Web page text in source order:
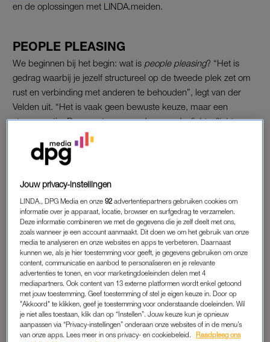
en de oplossingen met LINDA.meiden.
PEOPLE PLEASING
We beginnen bij het begin: wat is people pleasing? “Het is
gedrag waarbij je jezelf structureel op de tweede plek zet om
rust en verbinding met anderen te behouden”, legt van der
Velden uit. “Het is vaak geen bewuste keuze, maar een
stressreactie. De meeste mensen kennen defight-, flighten
-reacties als gevolg van stress, maar er is nog een
vierde: fawn. Dat betekent dat je gaat pleasen, vleien en
conflict vermijden. Iemand vraagt iets en je zegt automatisch
ja. Pas later denk je: wacht eens, dit wil ik helemaal niet.”
Het lastige is dat het er aan de buitenkant vaak ‘goed’ uitziet.
Je bent behulpzaam, sociaal en betrokken. Maar vanbinnen
kan het wringen. “Je zegt ja terwijl je lichaam nee voelt. Dat is
eigenlijk de kern. Veel mensen herkennen dat gevoel wel: een
soort spanning, maar je negeert het omdat je de ander niet wil
teleurstellen.”
VALKUIL
Volgens Van der Velden is dat ook meteen het gevaar. “Je bent
Jouw privacy-instellingen
LINDA., DPG Media en onze92 advertentiepartners gebruiken cookies om
informatie over je apparaat, locatie, browser en surfgedrag te verzamelen.
Deze informatie combineren we met de gegevens die je zelf deelt met ons,
zoals wanneer je een account aanmaakt. Dit doen we om het gebruik van onze
media te analyseren en onze websites en apps te verbeteren. Daarnaast
kunnen we, als je hier toestemming voor geeft, je gegevens gebruiken om onze
content, communicatie en aanbod te personaliseren en je relevante
advertenties te tonen, en voor marketingdoeleinden delen met 4
mediapartners. Ook content van 13 externe platformen wordt enkel getoond
met jouw toestemming. Geef toestemming of stel je eigen keuze in. Door op
"Akkoord" te klikken, geef je toestemming voor onderstaande doeleinden. Wil
je niet alles toestaan, klik dan op “Instellen”. Jouw keuze kun je opnieuw
aanpassen via “Privacy-instellingen” onderaan onze websites of in de menu’s
van onze apps. Lees meer in ons privacy- en cookiebeleid.
Raadpleeg ons